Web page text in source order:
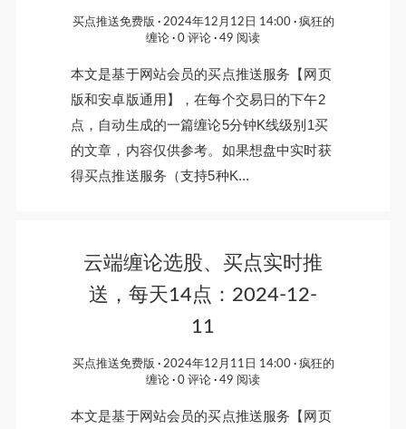
买点推送免费版 2024年12月12日 14:00
疯狂的
缠论
0 评论 49 阅读
本文是基于网站会员的买点推送服务【网页
版和安卓版通用】，在每个交易日的下午2
点，自动生成的一篇缠论5分钟K线级别1买
的文章，内容仅供参考。如果想盘中实时获
得买点推送服务（支持5种K...
云端缠论选股、买点实时推
送，每天14点：2024-12-
11
买点推送免费版 2024年12月11日 14:00
疯狂的
缠论
0 评论 49 阅读
本文是基于网站会员的买点推送服务【网页